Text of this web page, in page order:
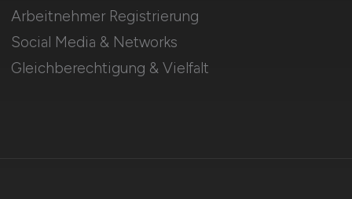
Arbeitnehmer Registrierung
Social Media & Networks
Gleichberechtigung & Vielfalt